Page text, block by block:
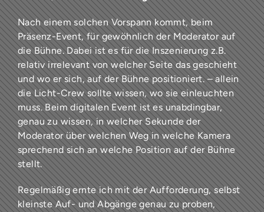
Nach einem solchen Vorspann kommt, beim
Präsenz-Event, für gewöhnlich der Moderator auf
die Bühne. Dabei ist es für die Inszenierung z.B.
relativ irrelevant von welcher Seite das geschieht
und wo er sich, auf der Bühne positioniert. – allein
die Licht-Crew sollte wissen, wo sie einleuchten
muss. Beim digitalen Event ist es unabdingbar,
genau zu wissen, in welcher Sekunde der
Moderator über welchen Weg in welche Kamera
sprechend sich an welche Position auf der Bühne
stellt.
Regelmäßig ernte ich mit der Aufforderung, selbst
kleinste Auf- und Abgänge genau zu proben,